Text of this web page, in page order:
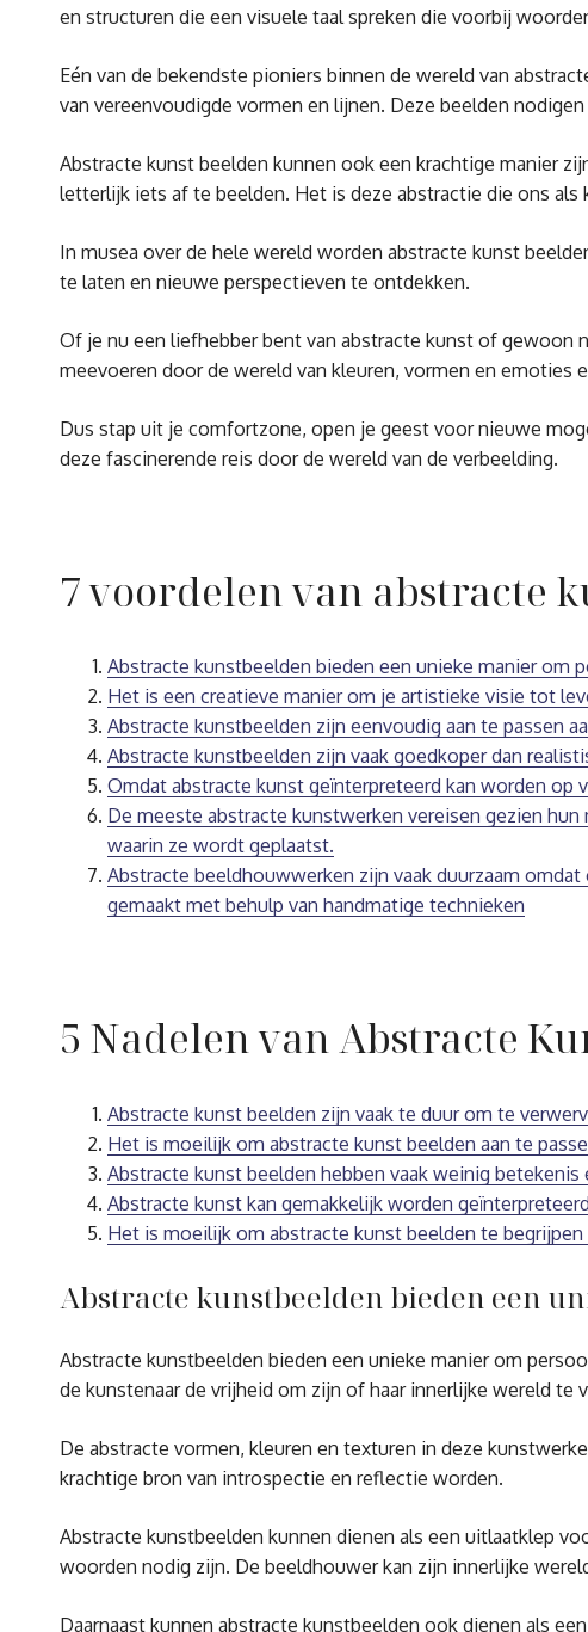
en structuren die een visuele taal spreken die voorbij
Eén van de bekendste pioniers binnen de wereld van
van vereenvoudigde vormen en lijnen. Deze beelden
Abstracte kunst beelden kunnen ook een krachtige manier
letterlijk iets af te beelden. Het is deze abstractie die ons
In musea over de hele wereld worden abstracte kunst
te laten en nieuwe perspectieven te ontdekken.
Of je nu een liefhebber bent van abstracte kunst of gewoon
meevoeren door de wereld van kleuren, vormen en emoties
Dus stap uit je comfortzone, open je geest voor nieuwe
deze fascinerende reis door de wereld van de verbeelding.
7 voordelen van abstracte
Abstracte kunstbeelden bieden een unieke manier
Het is een creatieve manier om je artistieke visie tot
Abstracte kunstbeelden zijn eenvoudig aan te passen
Abstracte kunstbeelden zijn vaak goedkoper dan
Omdat abstracte kunst geïnterpreteerd kan worden op
De meeste abstracte kunstwerken vereisen gezien
waarin ze wordt geplaatst.
Abstracte beeldhouwwerken zijn vaak duurzaam
gemaakt met behulp van handmatige technieken
5 Nadelen van Abstracte
Abstracte kunst beelden zijn vaak te duur om te
Het is moeilijk om abstracte kunst beelden aan te
Abstracte kunst beelden hebben vaak weinig
Abstracte kunst kan gemakkelijk worden
Het is moeilijk om abstracte kunst beelden te
Abstracte kunstbeelden bieden een
Abstracte kunstbeelden bieden een unieke manier om
de kunstenaar de vrijheid om zijn of haar innerlijke wereld te
De abstracte vormen, kleuren en texturen in deze
krachtige bron van introspectie en reflectie worden.
Abstracte kunstbeelden kunnen dienen als een uitlaatklep
woorden nodig zijn. De beeldhouwer kan zijn innerlijke
Daarnaast kunnen abstracte kunstbeelden ook dienen als